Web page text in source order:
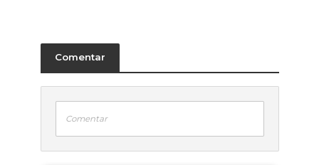
Comentar
Comentar